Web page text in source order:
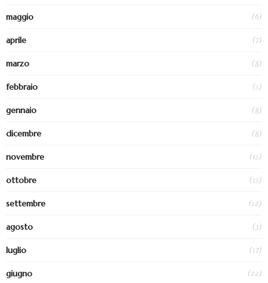
maggio (6)
aprile (7)
marzo (8)
febbraio (5)
gennaio (8)
dicembre (8)
novembre (15)
ottobre (15)
settembre (12)
agosto (3)
luglio (17)
giugno (22)